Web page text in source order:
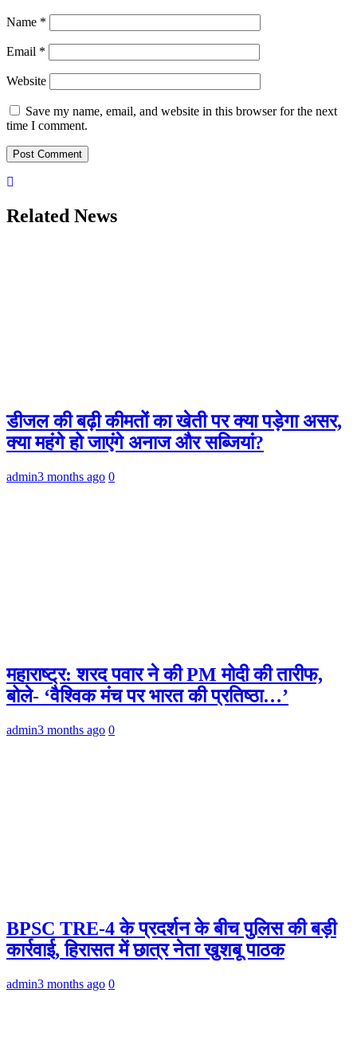
Name *
Email *
Website
Save my name, email, and website in this browser for the next
time I comment.
Related News
डीजल की बढ़ी कीमतों का खेती पर क्या पड़ेगा असर,
क्या महंगे हो जाएंगे अनाज और सब्जियां?
admin3 months ago 0
महाराष्ट्र: शरद पवार ने की PM मोदी की तारीफ,
बोले- ‘वैश्विक मंच पर भारत की प्रतिष्ठा…’
admin3 months ago 0
BPSC TRE-4 के प्रदर्शन के बीच पुलिस की बड़ी
कार्रवाई, हिरासत में छात्र नेता खुशबू पाठक
admin3 months ago 0